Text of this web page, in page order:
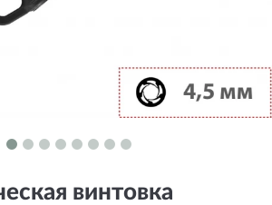
винтовка